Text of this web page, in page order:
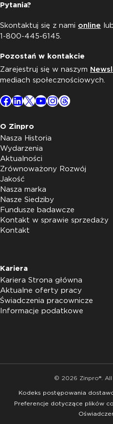
Pytania?
Skontaktuj się z nami online
1-800-445-6145.
Pozostań w kontakcie
Zarejestruj się w naszym
mediach społecznościowych.
Facebook
LinkedIn
X YouTube
Instagram
Threads
O Zinpro
Nasza Historia
Wydarzenia
Aktualności
Zrównoważony Rozwój
Jakość
Nasza marka
Nasze Siedziby
Fundusze badawcze
Kontakt w sprawie sprzedaży
Kontakt
Kariera
Kariera Strona główna
Aktualne oferty pracy
Świadczenia pracownicze
Informacje podatkowe
© 2026 Zinpro®.
Kodeks postępowania
Preferencje dotyczące plików